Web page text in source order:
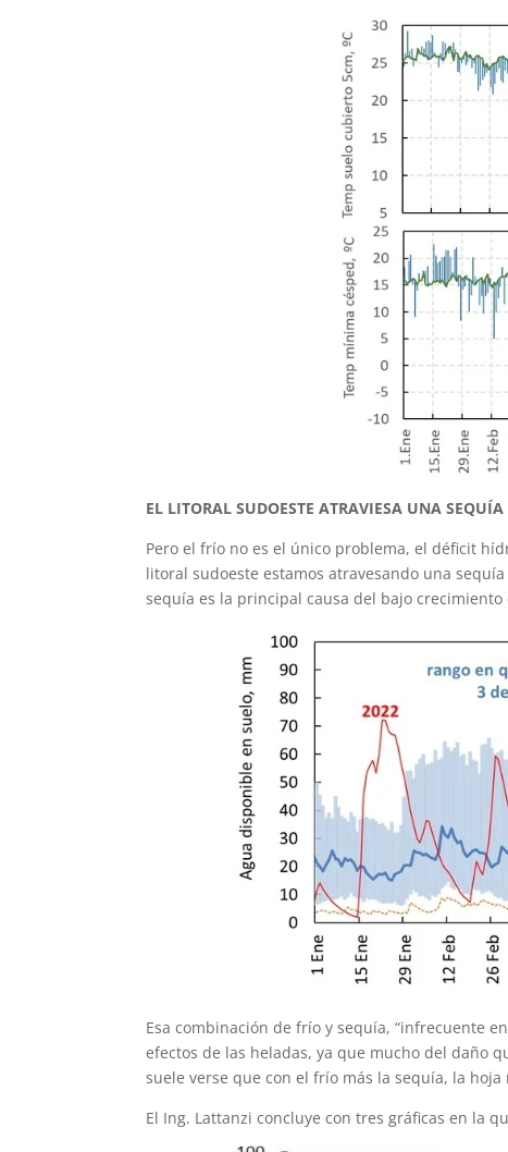
EL LITORAL SUDOESTE ATRAVIESA UNA
Pero el frío no es el único problema, el déficit
litoral sudoeste estamos atravesando una
sequía es la principal causa del bajo crecimiento
Esa combinación de frío y sequía, “infrecuente
efectos de las heladas, ya que mucho del daño
suele verse que con el frío más la sequía, la
El Ing. Lattanzi concluye con tres gráficas en la